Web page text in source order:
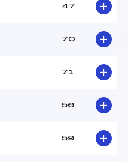
47
70
71
56
59